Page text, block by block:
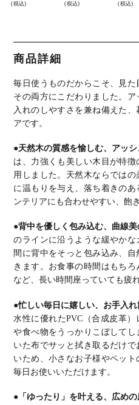
天然木 アッ
ブル おしゃ
れ 2本脚 黒
脚 配線スリ
ンプル ナチ
ュラル ブラ
ウン
税込
天然木 アッ
ブル おしゃ
ンプル ナチ
ュラル ブラ
ウン
税込
5点
グチ
食卓
ル×1
子×4)
税込
商品詳細
毎日使うものだからこそ、見た
その両方にこだわりました。
入れのしやすさを兼ね備えた
アです。
●天然木の質感を愉しむ、アッ
は、力強くも美しい木目が特
用しました。天然木ならでは
に温もりを与え、落ち着きの
ンテリアにも合わせやすい、飽
●背中を優しく包み込む、曲線
のラインに沿うような緩やか
間に背中をそっと包み込み、
きます。お食事の時間はもち
など、長い時間座っていても疲
●忙しい毎日に嬉しい、お手入
水性に優れたPVC（合成皮革
や食べ物をうっかりこぼして
いた布でサッと拭き取るだけ
いため、小さなお子様やペット
毎日お使いいただけます。
●「ゆったり」を叶える、広め